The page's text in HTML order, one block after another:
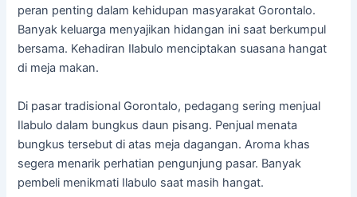
peran pentingdalam kehidupan masyarakat Gorontalo.
Banyak keluarga menyajikan hidangan ini saat berkumpul
bersama. Kehadiran Ilabulo menciptakan suasana hangat
di meja makan.
Di pasartradisional Gorontalo, pedagang sering menjual
Ilabulodalam bungkusdaun pisang. Penjual menata
bungkustersebutdiatas mejadagangan.Aroma khas
segera menarik perhatian pengunjung pasar. Banyak
pembeli menikmati Ilabulo saat masih hangat.